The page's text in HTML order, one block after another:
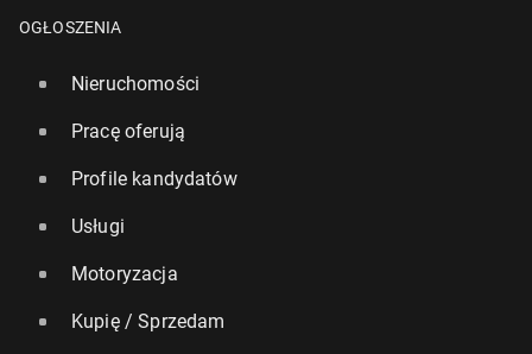
OGŁOSZENIA
Nieruchomości
Pracę oferują
Profile kandydatów
Usługi
Motoryzacja
Kupię / Sprzedam